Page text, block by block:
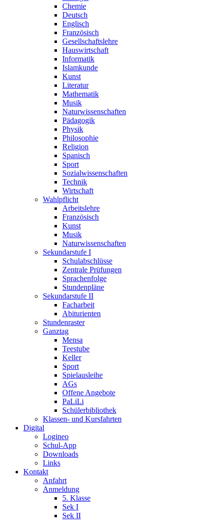
Chemie
Deutsch
Englisch
Französisch
Gesellschaftslehre
Hauswirtschaft
Informatik
Islamkunde
Kunst
Literatur
Mathematik
Musik
Naturwissenschaften
Pädagogik
Physik
Philosophie
Religion
Spanisch
Sport
Sozialwissenschaften
Technik
Wirtschaft
Wahlpflicht
Arbeitslehre
Französisch
Kunst
Musik
Naturwissenschaften
Sekundarstufe I
Schulabschlüsse
Zentrale Prüfungen
Sprachenfolge
Stundenpläne
Sekundarstufe II
Facharbeit
Abiturienten
Stundenraster
Ganztag
Mensa
Teestube
Keller
Sport
Spielausleihe
AGs
Offene Angebote
PaLiLi
Schülerbibliothek
Klassen- und Kursfahrten
Digital
Logineo
Schul-App
Downloads
Links
Kontakt
Anfahrt
Anmeldung
5. Klasse
Sek I
Sek II